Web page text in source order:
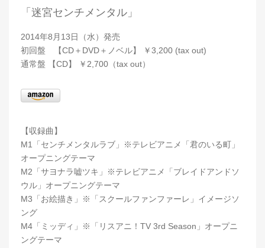
「迷宮センチメンタル」
2014年8月13日（水）発売
初回盤 【CD＋DVD＋ノベル】 ￥3,200 (tax out)
通常盤 【CD】 ￥2,700（tax out）
【収録曲】
M1「センチメンタルラブ」※テレビアニメ「君のいる町」
オープニングテーマ
M2「サヨナラ嘘ツキ」※テレビアニメ「ブレイドアンドソ
ウル」オープニングテーマ
M3「お絵描き」※「スクールファンファーレ」イメージソ
ング
M4「ミッディ」※「リスアニ！TV 3rd Season」オープニ
ングテーマ